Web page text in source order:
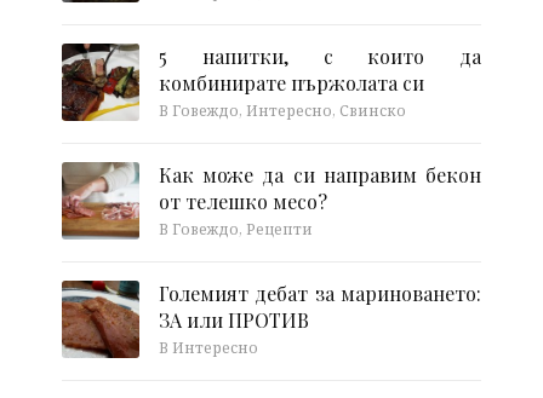
5 напитки, с които да
комбинирате пържолата си
В Говеждо, Интересно, Свинско
Как може да си направим бекон
от телешко месо?
В Говеждо, Рецепти
Големият дебат за мариноването:
ЗА или ПРОТИВ
В Интересно